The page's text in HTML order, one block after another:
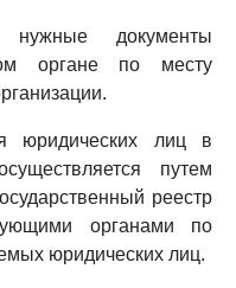
документы
органе по месту
юридических лиц в
путем
реестр
органами по
юридических лиц.